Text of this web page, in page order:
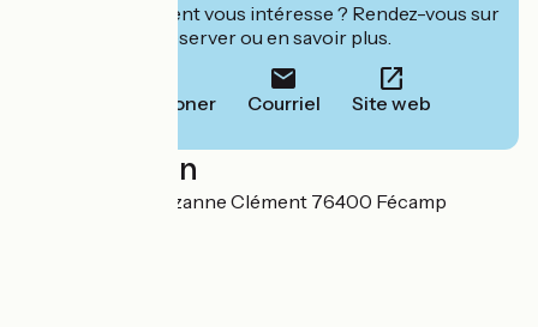
Cet établissement vous intéresse ? Rendez-vous sur
leur site pour réserver ou en savoir plus.
Téléphoner Courriel Site web
Localisation
10A Boulevard Suzanne Clément 76400 Fécamp